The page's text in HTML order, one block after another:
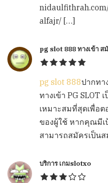
alfajr/ […]
pg slot 888 ทางเข้า ส
pg slot 888ปากทา
ทางเข้า PG SLOT
เหมาะสมที่สุดเพื่อ
ของผู้ใช้ หากคุณมี
สามารถสมัครเป็น
บริการ เกมslotxo